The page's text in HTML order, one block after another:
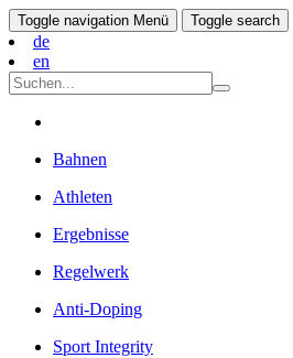
Toggle navigation Menü Toggle search
de
en
Bahnen
Athleten
Ergebnisse
Regelwerk
Anti-Doping
Sport Integrity